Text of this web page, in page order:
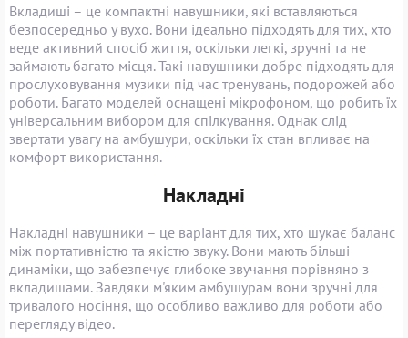
Вкладиші – це компактні навушники, які вставляються
безпосередньо у вухо. Вони ідеально підходять для тих, хто
веде активний спосіб життя, оскільки легкі, зручні та не
займають багато місця. Такі навушники добре підходять для
прослуховування музики під час тренувань, подорожей або
роботи. Багато моделей оснащені мікрофоном, що робить їх
універсальним вибором для спілкування. Однак слід
звертати увагу на амбушури, оскільки їх стан впливає на
комфорт використання.
Накладні
Накладні навушники – це варіант для тих, хто шукає баланс
між портативністю та якістю звуку. Вони мають більші
динаміки, що забезпечує глибоке звучання порівняно з
вкладишами. Завдяки м'яким амбушурам вони зручні для
тривалого носіння, що особливо важливо для роботи або
перегляду відео.